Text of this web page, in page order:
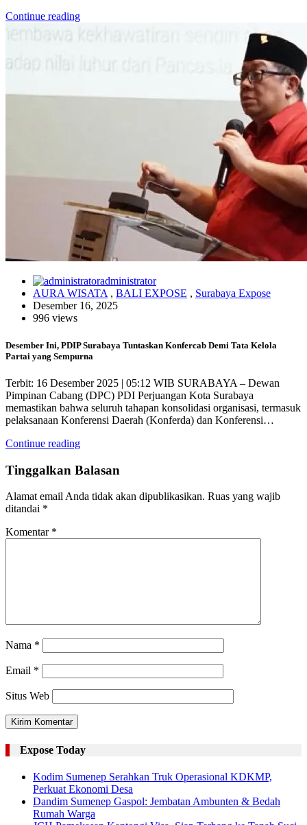
Continue reading
administrator
AURA WISATA, BALI EXPOSE , Surabaya Expose
Desember 16, 2025
996 views
Desember Ini, PDIP Surabaya Tuntaskan Konfercab Demi Tata Kelola
Partai yang Sempurna
Terbit: 16 Desember 2025 | 05:12 WIB SURABAYA – Dewan
Pimpinan Cabang (DPC) PDI Perjuangan Kota Surabaya
memastikan bahwa seluruh tahapan konsolidasi organisasi, termasuk
pelaksanaan Konferensi Daerah (Konferda) dan Konferensi…
Continue reading
Tinggalkan Balasan
Alamat email Anda tidak akan dipublikasikan. Ruas yang wajib
ditandai *
Komentar *
Nama *
Email *
Situs Web
Expose Today
Kodim Sumenep Serahkan Truk Operasional KDKMP,
Perkuat Ekonomi Desa
Dandim Sumenep Gaspol: Jembatan Ambunten & Bedah
Rumah Warga